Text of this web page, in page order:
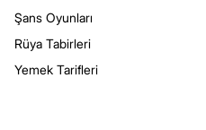
Şans Oyunları
Rüya Tabirleri
Yemek Tarifleri